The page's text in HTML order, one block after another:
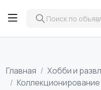
Главная
Хобби и
Коллекционирование